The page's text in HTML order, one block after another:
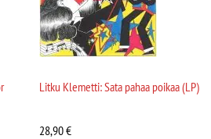
Litku Klemetti: Sata pahaa poikaa (LP)
28,90€